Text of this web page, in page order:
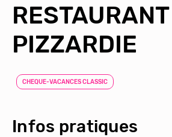
PIZZARDIE
CHEQUE-VACANCES CLASSIC
Infos pratiques